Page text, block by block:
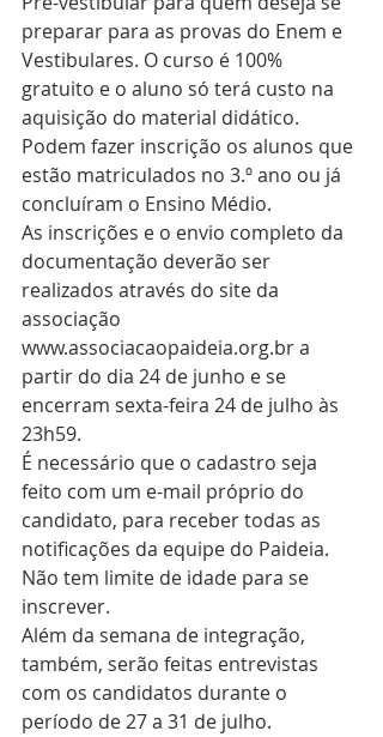
preparar para as provas do Enem e
Vestibulares. O curso é 100%
gratuito e o aluno só terá custo na
aquisição do material didático.
Podem fazer inscrição os alunos que
estão matriculados no 3.º ano ou já
concluíram o Ensino Médio.
As inscrições e o envio completo da
documentação deverão ser
realizados através do site da
associação
www.associacaopaideia.org.br a
partir do dia 24 de junho e se
encerram sexta-feira 24 de julho às
23h59.
É necessário que o cadastro seja
feito com um e-mail próprio do
candidato, para receber todas as
notificações da equipe do Paideia.
Não tem limite de idade para se
inscrever.
Além da semana de integração,
também, serão feitas entrevistas
com os candidatos durante o
período de 27 a 31 de julho.